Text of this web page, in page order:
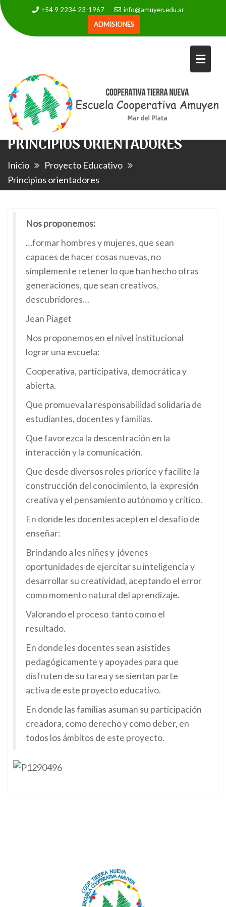
+54 9 2234 23-1967
info@amuyen.edu.ar
ADMISIONES
PRINCIPIOS ORIENTADORES
Inicio
Proyecto Educativo
Principios orientadores
Nos proponemos:
…formar hombres y mujeres, que sean
capaces de hacer cosas nuevas, no
simplemente retener lo que han hecho otras
generaciones, que sean creativos,
descubridores…
Jean Piaget
Nos proponemos en el nivel institucional
lograr una escuela:
Cooperativa, participativa, democrática y
abierta.
Que promueva la responsabilidad solidaria de
estudiantes, docentes y familias.
Que favorezca la descentración en la
interacción y la comunicación.
Que desde diversos roles priorice y facilite la
construcción del conocimiento, la expresión
creativa y el pensamiento autónomo y crítico.
En donde les docentes acepten el desafío de
enseñar:
Brindando a les niñes y jóvenes
oportunidades de ejercitar su inteligencia y
desarrollar su creatividad, aceptando el error
como momento natural del aprendizaje.
Valorando el proceso tanto como el
resultado.
En donde les docentes sean asistides
pedagógicamente y apoyades para que
disfruten de su tarea y se sientan parte
activa de este proyecto educativo.
En donde las familias asuman su participación
creadora, como derecho y como deber, en
todos los ámbitos de este proyecto.